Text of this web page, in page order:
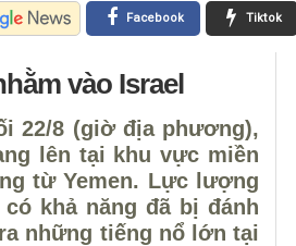
Tiktok
Facebook
vào Israel
22/8 (giờ địa phương),
lên tại khu vực miền
từ Yemen. Lực lượng
khả năng đã bị đánh
những tiếng nổ lớn tại